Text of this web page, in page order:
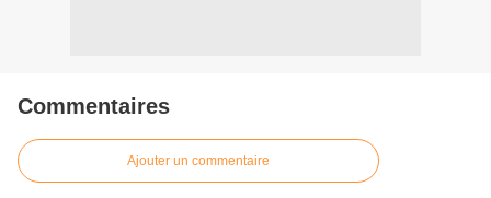
Commentaires
Ajouter un commentaire